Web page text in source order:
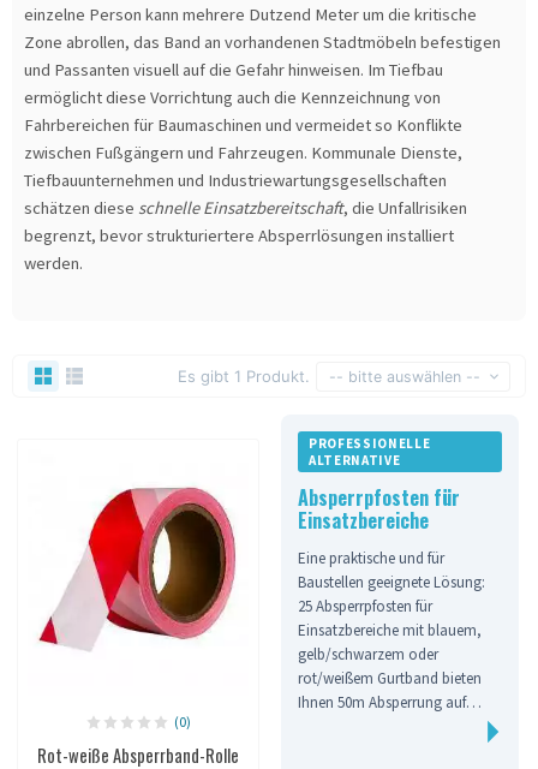
einzelne Person kann mehrere Dutzend Meter um die kritische
Zone abrollen, das Band an vorhandenen Stadtmöbeln befestigen
und Passanten visuell auf die Gefahr hinweisen. Im Tiefbau
ermöglicht diese Vorrichtung auch die Kennzeichnung von
Fahrbereichen für Baumaschinen und vermeidet so Konflikte
zwischen Fußgängern und Fahrzeugen. Kommunale Dienste,
Tiefbauunternehmen und Industriewartungsgesellschaften
schätzen diese schnelle Einsatzbereitschaft, die Unfallrisiken
begrenzt, bevor strukturiertere Absperrlösungen installiert
werden.
Es gibt 1 Produkt. -- bitte auswählen --
(0)
Rot-weiße Absperrband-Rolle
PROFESSIONELLE
ALTERNATIVE
Absperrpfosten für
Einsatzbereiche
Eine praktische und für
Baustellen geeignete Lösung:
25 Absperrpfosten für
Einsatzbereiche mit blauem,
gelb/schwarzem oder
rot/weißem Gurtband bieten
Ihnen 50m Absperrung auf